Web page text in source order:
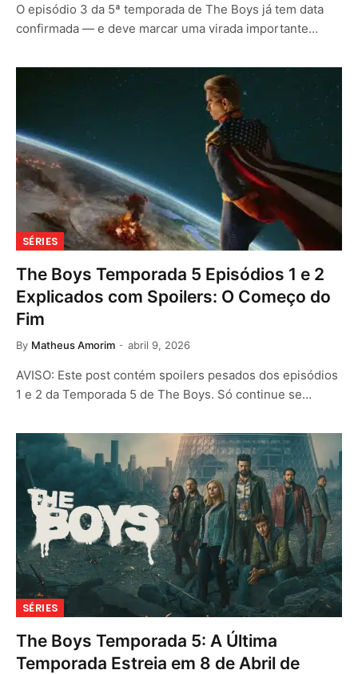
O episódio 3 da 5ª temporada de The Boys já tem data
confirmada — e deve marcar uma virada importante…
SÉRIES
The Boys Temporada 5 Episódios 1 e 2
Explicados com Spoilers: O Começo do
Fim
By Matheus Amorim abril 9, 2026
AVISO: Este post contém spoilers pesados dos episódios
1 e 2 da Temporada 5 de The Boys. Só continue se…
SÉRIES
The Boys Temporada 5: A Última
Temporada Estreia em 8 de Abril de